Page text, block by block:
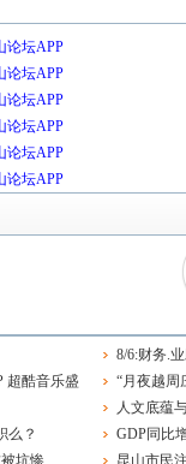
论坛APP
论坛APP
论坛APP
论坛APP
论坛APP
论坛APP
超酷音乐盛
么？
坑惨
8/6:财务.
工.保安.消控
“月夜越周
人文底蕴
像绽放的并
GDP同比
报”出炉
昆山市民